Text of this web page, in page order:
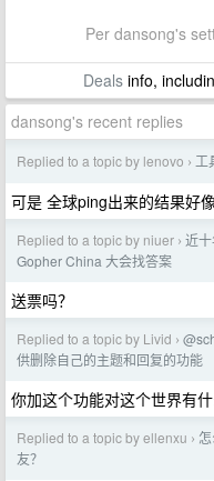
Per dansong's
Dealsinfo,
dansong's recent replies
Replied to a topic by lenovo › 工
可是 全球ping出来的结果好
Replied to a topic by niuer › 近
Gopher China 大会找答案
送票吗？
Replied to a topic by Livid ›
供删除自己的主题和回复的功能
你加这个功能对这个世界有
Replied to a topic by ellenxu ›
友？